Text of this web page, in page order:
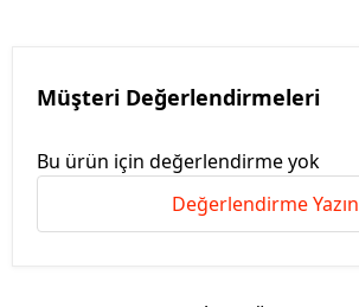
Müşteri Değerlendirmeleri
Bu ürün için değerlendirme yok
Değerlendirme Yazın